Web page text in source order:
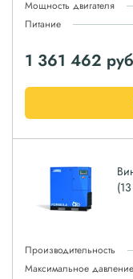
Мощность двигателя
Питание
1 361 462 руб
Производительность
Максимальное давление